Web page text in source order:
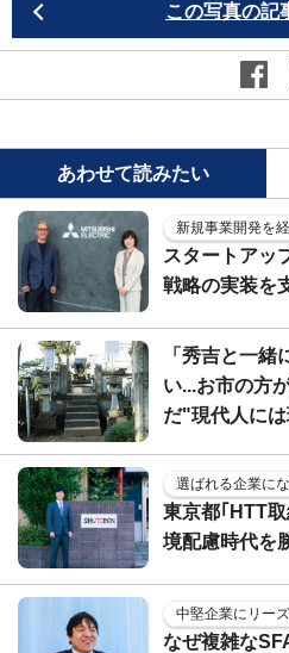
この写真の記
あわせて読みたい
新規事業開発を
スタートアッ
戦略の実装を
「秀吉と一
い...お市の方
だ"現代人に
選ばれる企業に
東京都｢HTT
境配慮時代を
中堅企業にリー
なぜ複雑な